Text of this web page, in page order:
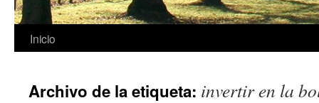
Saltar
contenido
Inicio
Archivo de la etiqueta: invertir en la